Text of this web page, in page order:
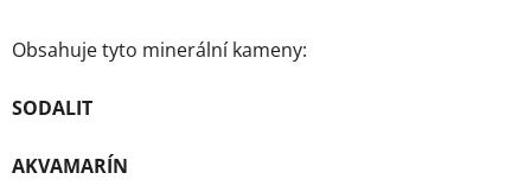
Obsahuje tyto minerální kameny:
SODALIT
AKVAMARÍN